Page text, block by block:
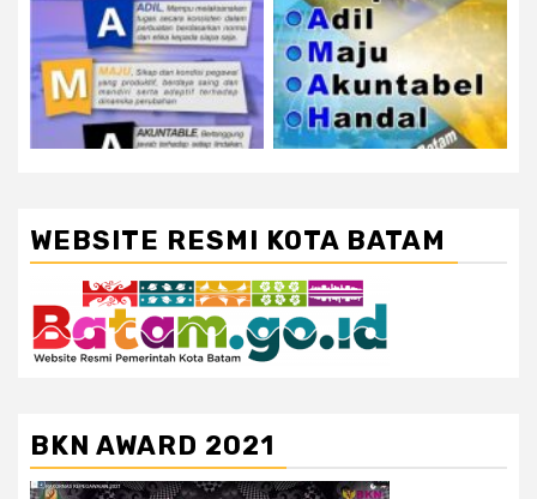
WEBSITE RESMI KOTA BATAM
BKN AWARD 2021